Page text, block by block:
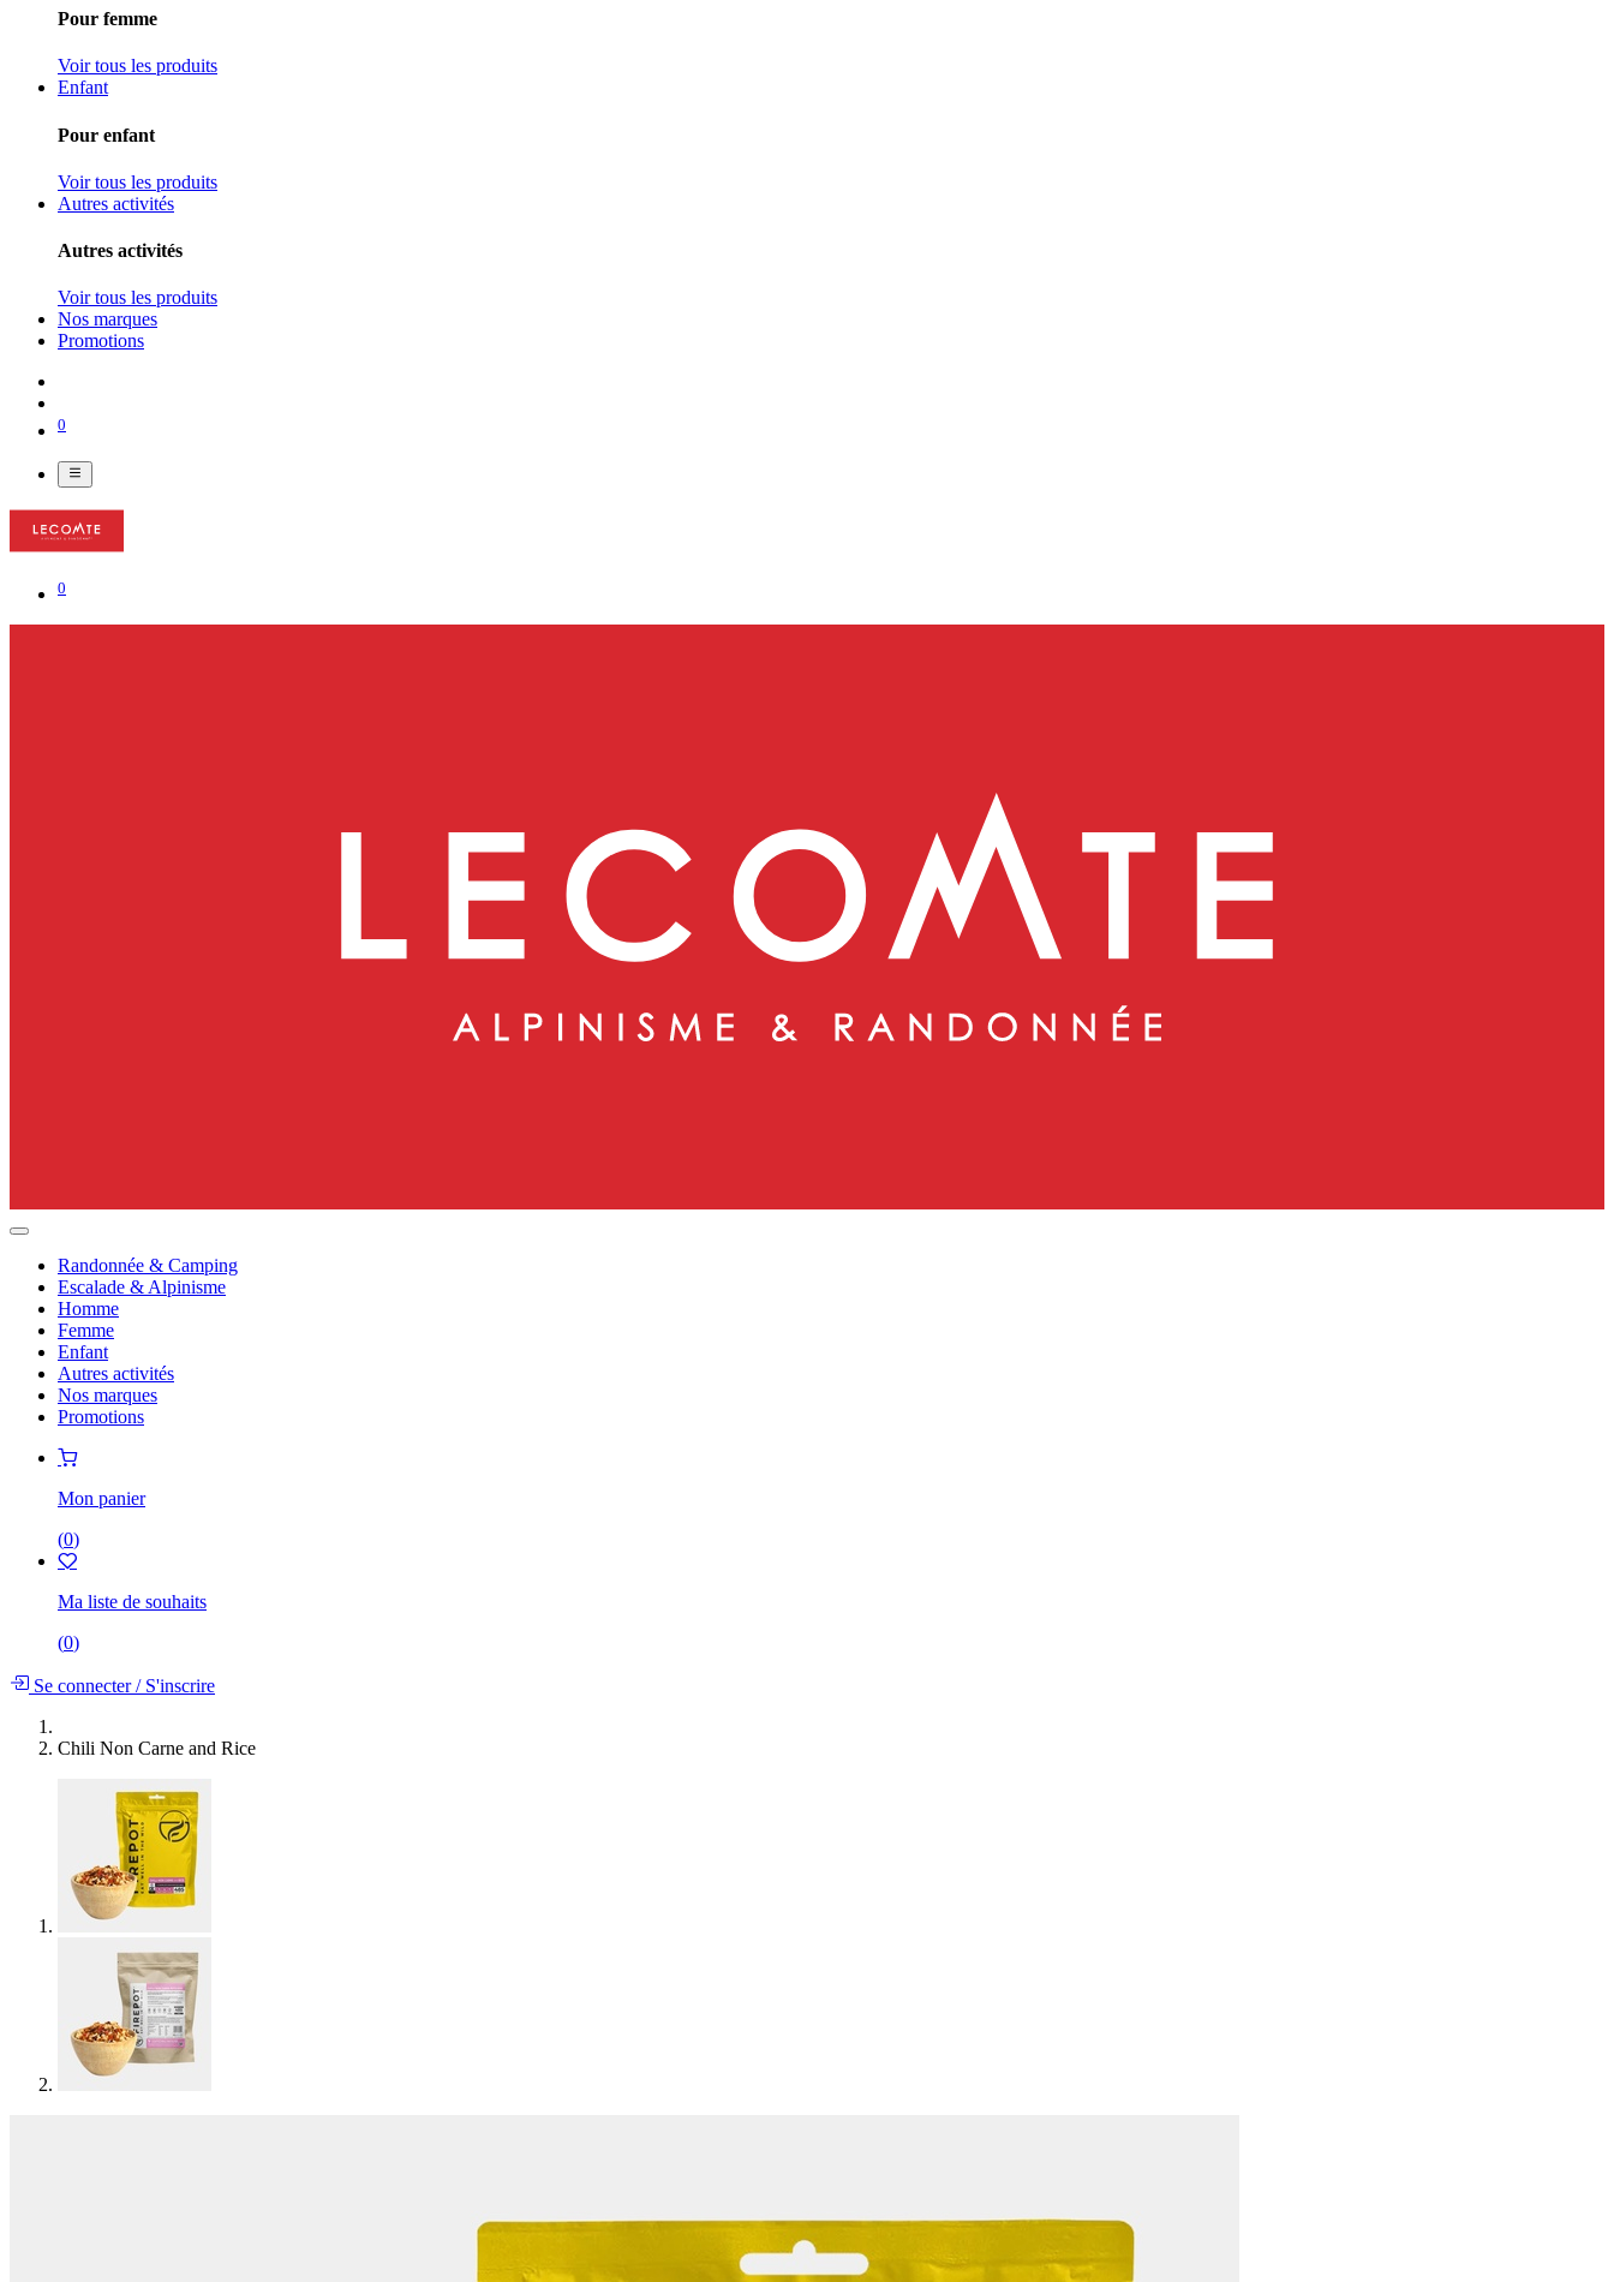
Pour femme
Voir tous les produits
Enfant
Pour enfant
Voir tous les produits
Autres activités
Autres activités
Voir tous les produits
Nos marques
Promotions
0
0
Randonnée & Camping
Escalade & Alpinisme
Homme
Femme
Enfant
Autres activités
Nos marques
Promotions
Mon panier
(0)
Ma liste de souhaits
(0)
Se connecter/S'inscrire
Chili Non Carne and Rice